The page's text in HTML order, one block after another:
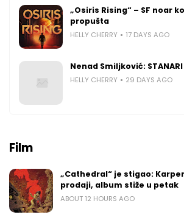
„Osiris Rising“ – SF noar
propušta
HELLY CHERRY 17 DAYS AGO
Nenad Smiljković: STANARI
HELLY CHERRY 29 DAYS AGO
Film
„Cathedral“ je stigao:
prodaji, album stiže u petak
ABOUT 12 HOURS AGO